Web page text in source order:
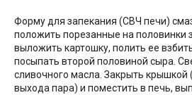
Форму для запекания (СВЧ печи)
положить порезанные на половинки
выложить картошку, полить ее
посыпать второй половиной сыра.
сливочного масла. Закрыть крышкой
выхода пара) и поместить в печь,